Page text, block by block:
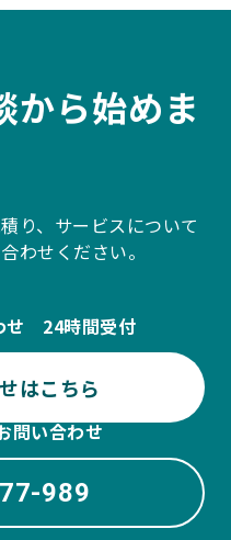
から始めま
り、サービスについて
わせください。
せ 24時間受付
はこちら
問い合わせ
989